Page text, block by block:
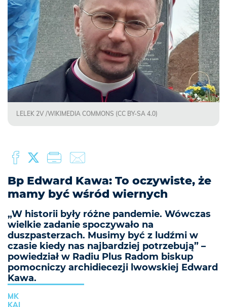
LELEK 2V /WIKIMEDIA COMMONS (CC BY-SA 4.0)
Bp Edward Kawa: To oczywiste, że
mamy być wśród wiernych
„W historii były różne pandemie. Wówczas
wielkie zadanie spoczywało na
duszpasterzach. Musimy być z ludźmi w
czasie kiedy nas najbardziej potrzebują” –
powiedział w Radiu Plus Radom biskup
pomocniczy archidiecezji lwowskiej Edward
Kawa.
MK
KAI